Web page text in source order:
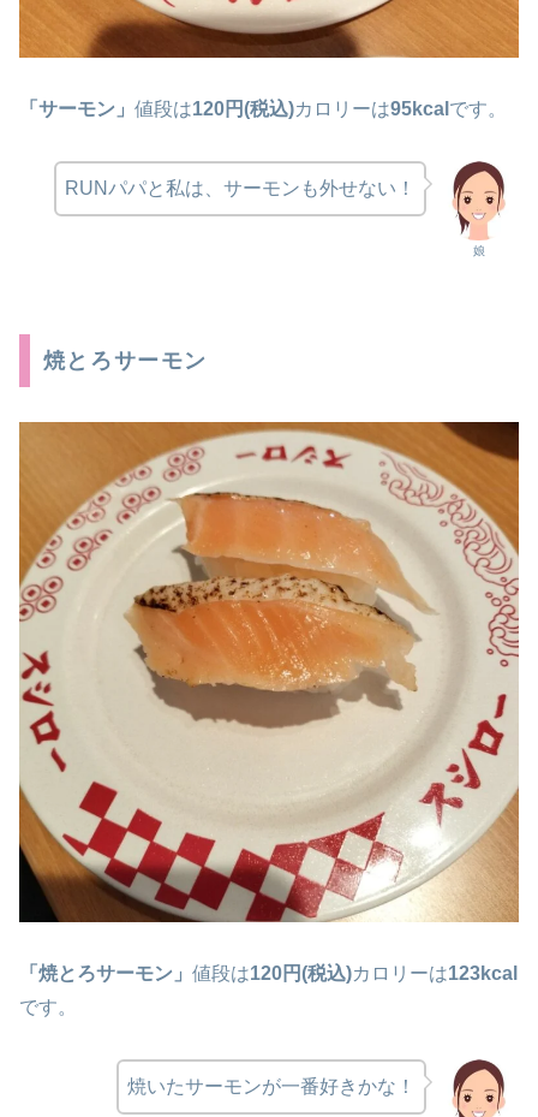
「サーモン」 値段は120円(税込)カロリーは95kcal です。
娘
RUNパパと私は、サーモンも外せない！
焼とろサーモン
「焼とろサーモン」 値段は120円(税込)カロリーは123kcal
です。
焼いたサーモンが一番好きかな！